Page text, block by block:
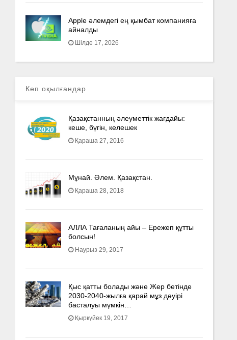
Apple әлемдегі ең қымбат компанияға
айналды
Шілде 17, 2026
Көп оқылғандар
Қазақстанның әлеуметтік жағдайы:
кеше, бүгін, келешек
Қараша 27, 2016
Мұнай. Әлем. Қазақстан.
Қараша 28, 2018
АЛЛА Тағаланың айы – Ережеп құтты
болсын!
Наурыз 29, 2017
Қыс қатты болады және Жер бетінде
2030-2040­-жылға қарай мұз дәуірі
басталуы мүмкін…
Қыркүйек 19, 2017